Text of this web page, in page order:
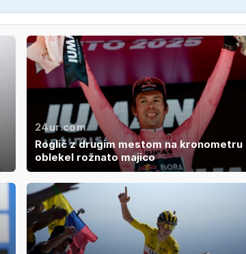
24ur.com
Roglič z drugim mestom na kronometru
oblekel rožnato majico